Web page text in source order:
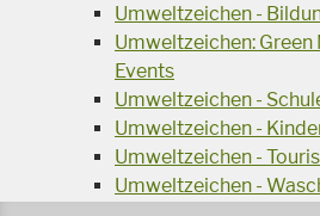
Umweltzeichen -
Umweltzeichen:
Events
Umweltzeichen -
Umweltzeichen -
Umweltzeichen -
Umweltzeichen -